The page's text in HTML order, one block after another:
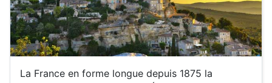
La France en forme longue depuis 1875 la